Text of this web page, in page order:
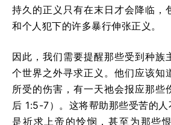
持久的正义只有在末日才会降临，
和个人犯下的许多暴行伸张正义。
因此，我们需要提醒那些受到种族
个世界之外寻求正义。他们应该知
所受的伤害，有一天祂会报应那些
后 1:5-7）。这将帮助那些受苦的
是祈求上帝的怜悯，甚至为那些